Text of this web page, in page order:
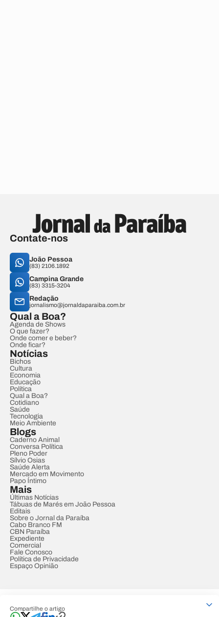
Compartilhe o artigo
Contate-nos
João Pessoa
(83) 2106.1892
Campina Grande
(83) 3315-3204
Redação
jornalismo@jornaldaparaiba.com.br
Qual a Boa?
Agenda de Shows
O que fazer?
Onde comer e beber?
Onde ficar?
Notícias
Bichos
Cultura
Economia
Educação
Política
Qual a Boa?
Cotidiano
Saúde
Tecnologia
Meio Ambiente
Blogs
Caderno Animal
Conversa Política
Pleno Poder
Sílvio Osias
Saúde Alerta
Mercado em Movimento
Papo Íntimo
Mais
Últimas Notícias
Tábuas de Marés em João Pessoa
Editais
Sobre o Jornal da Paraíba
Cabo Branco FM
CBN Paraíba
Expediente
Comercial
Fale Conosco
Política de Privacidade
Espaço Opinião